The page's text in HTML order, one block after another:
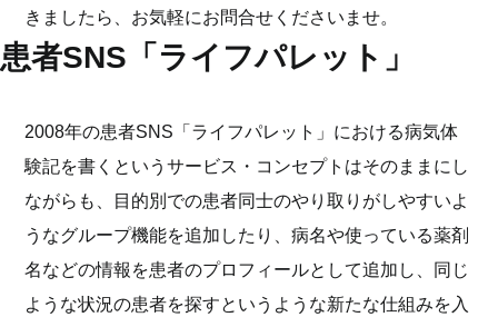
きましたら、お気軽にお問合せくださいませ。
患者SNS「ライフパレット」
2008年の患者SNS「ライフパレット」における病気体
験記を書くというサービス・コンセプトはそのままにし
ながらも、目的別での患者同士のやり取りがしやすいよ
うなグループ機能を追加したり、病名や使っている薬剤
名などの情報を患者のプロフィールとして追加し、同じ
ような状況の患者を探すというような新たな仕組みを入